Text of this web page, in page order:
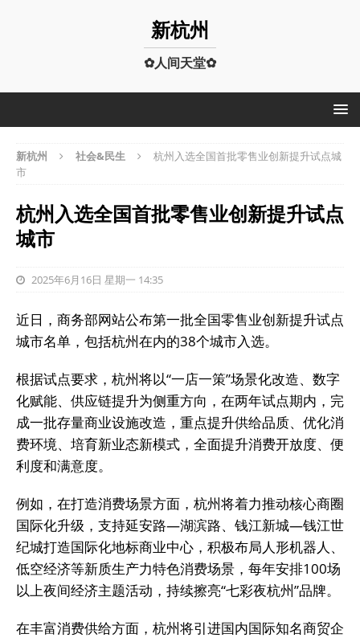
新杭州
✿人间天堂✿
新杭州 社会&民生
杭州入选全国首批零售业创新提升试点城
市
杭州入选全国首批零售业创新提升试点
城市
2025年6月16日 星期一 14:35
近日，商务部网站公布第一批全国零售业创新提升试点
城市名单，包括杭州在内的38个城市入选。
根据试点要求，杭州将以“一店一策”场景化改造、数字
化赋能、供应链提升为侧重方向，在两年试点期内，完
成一批存量商业设施改造，重点提升供给品质、优化消
费环境、培育新业态新模式，全面提升消费开放度、便
利度和满意度。
例如，在打造消费场景方面，杭州将着力推动核心商圈
国际化升级，支持延安路—湖滨路、钱江新城—钱江世
纪城打造国际化地标商业中心，积极布局人形机器人、
低空经济等新质生产力特色消费场景，每年安排100场
以上夜间经济主题活动，持续擦亮“七彩夜杭州”品牌。
在丰富消费供给方面，杭州将引进国内国际知名商贸企